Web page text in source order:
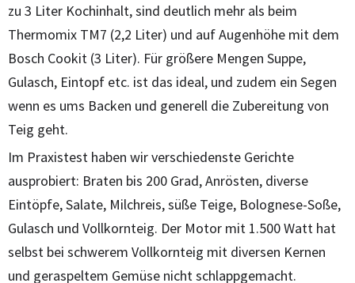
zu 3 Liter Kochinhalt, sind deutlich mehr als beim
Thermomix TM7 (2,2 Liter) und auf Augenhöhe mit dem
Bosch Cookit (3 Liter). Für größere Mengen Suppe,
Gulasch, Eintopf etc. ist das ideal, und zudem ein Segen
wenn es ums Backen und generell die Zubereitung von
Teig geht.
Im Praxistest haben wir verschiedenste Gerichte
ausprobiert: Braten bis 200 Grad, Anrösten, diverse
Eintöpfe, Salate, Milchreis, süße Teige, Bolognese-Soße,
Gulasch und Vollkornteig. Der Motor mit 1.500 Watt hat
selbst bei schwerem Vollkornteig mit diversen Kernen
und geraspeltem Gemüse nicht schlappgemacht.